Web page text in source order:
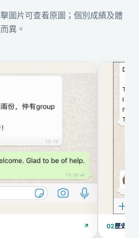
圖片可查看原圖；個別成績及體
異。
↗ 02歷史客